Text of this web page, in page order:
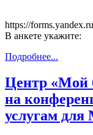
https://
В анкете укажите:
Подробнее...
Центр «Мой
на
услугам